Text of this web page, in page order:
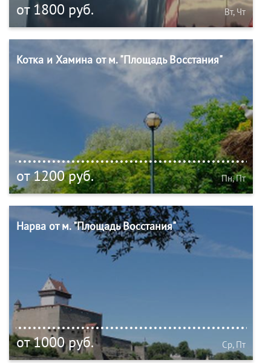
от 1800 руб. Вт, Чт
Котка и Хамина от м. "Площадь Восстания"
от 1200 руб. Пн, Пт
Нарва от м. "Площадь Восстания"
от 1000 руб. Ср, Пт